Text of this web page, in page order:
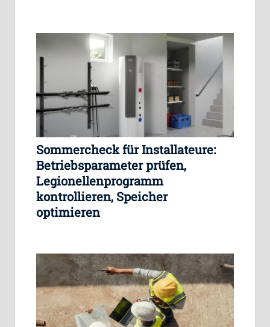
Sommercheck für Installateure:
Betriebsparameter prüfen,
Legionellenprogramm
kontrollieren, Speicher
optimieren